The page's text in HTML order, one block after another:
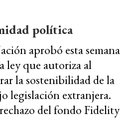
política
aprobó esta semana
ley que autoriza al
la sostenibilidad de la
legislación extranjera.
del fondo Fidelity